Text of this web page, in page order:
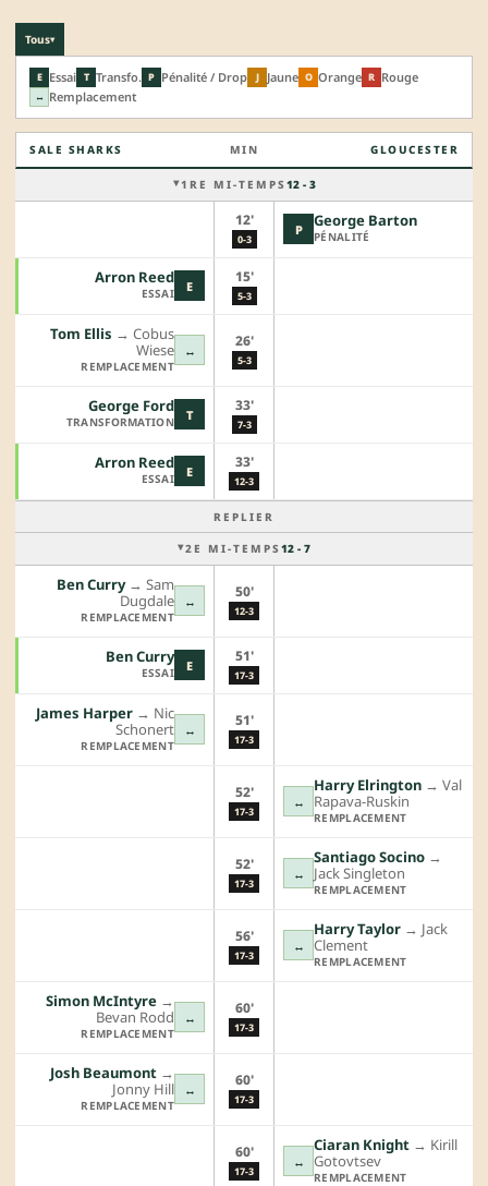
Tous▾
E Essai T Transfo. P Pénalité / Drop J Jaune O Orange R Rouge
↔ Remplacement
SALE SHARKS MIN GLOUCESTER
1RE MI-TEMPS 12 - 3
12'
0-3
P George Barton
PÉNALITÉ
E
Arron Reed
ESSAI
15'
5-3
↔
Tom Ellis →︎ Cobus
Wiese
REMPLACEMENT
26'
5-3
T
George Ford
TRANSFORMATION
33'
7-3
E
Arron Reed
ESSAI
33'
12-3
REPLIER
2E MI-TEMPS 12 - 7
↔
Ben Curry→︎ Sam
Dugdale
REMPLACEMENT
50'
12-3
E
Ben Curry
ESSAI
51'
17-3
↔
James Harper →︎ Nic
Schonert
REMPLACEMENT
51'
17-3
52'
17-3
↔
Harry Elrington →︎ Val
Rapava-Ruskin
REMPLACEMENT
52'
17-3
↔
Santiago Socino →︎
Jack Singleton
REMPLACEMENT
56'
17-3
↔
Harry Taylor →︎ Jack
Clement
REMPLACEMENT
↔
Simon McIntyre →︎
Bevan Rodd
REMPLACEMENT
60'
17-3
↔
Josh Beaumont →︎
Jonny Hill
REMPLACEMENT
60'
17-3
60'
17-3
↔
Ciaran Knight →︎ Kirill
Gotovtsev
REMPLACEMENT